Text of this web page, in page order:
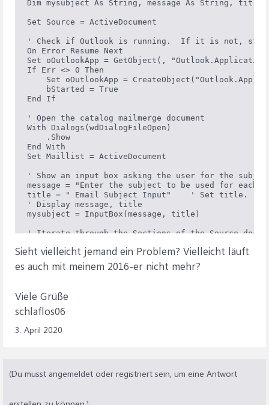
Dim mysubject As String, message As String, title
Set Source = ActiveDocument
' Check if Outlook is running.  If it is not, start
On Error Resume Next
Set oOutlookApp = GetObject(,
If Err <> 0 Then
Set oOutlookApp =
    bStarted = True
End If
' Open the catalog mailmerge document
With Dialogs(wdDialogFileOpen)
    .Show
End With
Set Maillist = ActiveDocument
' Show an input box asking the user for the
message = "Enter the subject to be used for each
title = " Email Subject Input"    ' Set title.
' Display message, title
mysubject = InputBox(message, title)
' Iterate through the Sections of the Source
For j = 1 To Source.Sections.Count - 1
    Set oItem = oOutlookApp.CreateItem(olMailItem)
    With oItem
        .Body = Source.Sections(j).Range.Text
Set Datarange =
        Datarange.End = Datarange.End - 1
For i = 2 To
        .Send
Sieht vielleicht jemand ein Problem? Vielleicht läuft
es auch mit meinem 2016-er nicht mehr?
Viele Grüße
schlaflos06
3. April 2020
(Du musst angemeldet oder registriert sein, um eine Antwort